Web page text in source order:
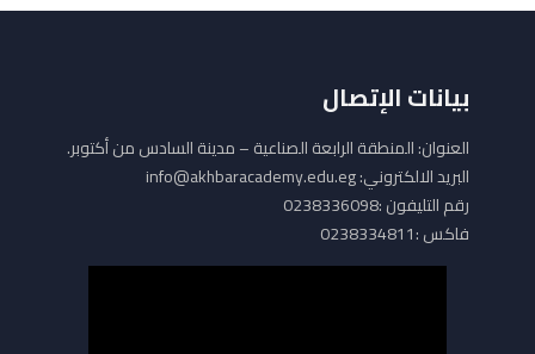
بيانات الإتصال
العنوان: المنطقة الرابعة الصناعية – مدينة السادس من أكتوبر.
البريد الالكتروني: info@akhbaracademy.edu.eg
رقم التليفون :0238336098
فاكس :0238334811